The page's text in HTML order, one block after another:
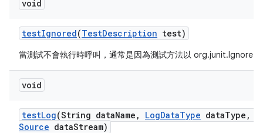
void
testIgnored(TestDescription test)
當測試不會執行時呼叫，通常是因為測試方法以 org.junit.Ignore
void
testLog(String dataName , LogDataType dataType ,
Source dataStream)